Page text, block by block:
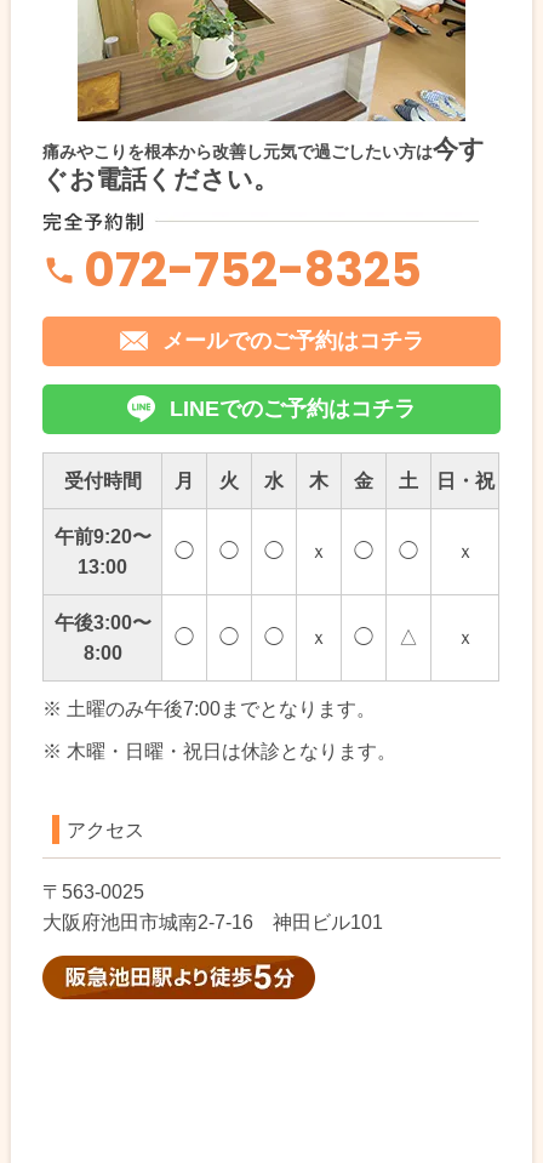
痛みやこりを根本から改善し元気で過ごしたい方は今す
ぐお電話ください。
072-752-8325
メールでのご予約はコチラ
LINEでのご予約はコチラ
受付時間 月 火 水 木 金 土 日・祝
午前9:20〜
13:00
◯ ◯ ◯ ｘ ◯ ◯ ｘ
午後3:00〜
8:00
◯ ◯ ◯ ｘ ◯ △ ｘ
※ 土曜のみ午後7:00までとなります。
※ 木曜・日曜・祝日は休診となります。
アクセス
〒563-0025
大阪府池田市城南2-7-16 神田ビル101